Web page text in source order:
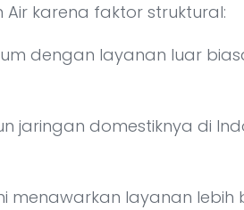
karena faktor struktural:
dengan layanan luar
jaringan domestiknya di
menawarkan layanan lebih